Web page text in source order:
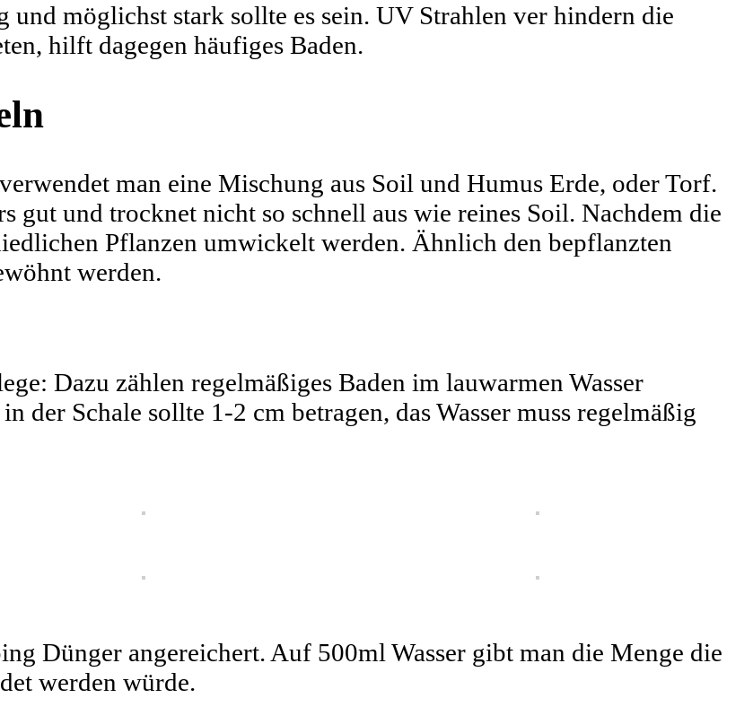
und möglichst stark sollte es sein. UV Strahlen ver hindern die
hilft dagegen häufiges Baden.
man eine Mischung aus Soil und Humus Erde, oder Torf.
gut und trocknet nicht so schnell aus wie reines Soil. Nachdem die
Pflanzen umwickelt werden. Ähnlich den bepflanzten
werden.
Dazu zählen regelmäßiges Baden im lauwarmen Wasser
der Schale sollte 1-2 cm betragen, das Wasser muss regelmäßig
Dünger angereichert. Auf 500ml Wasser gibt man die Menge die
werden würde.